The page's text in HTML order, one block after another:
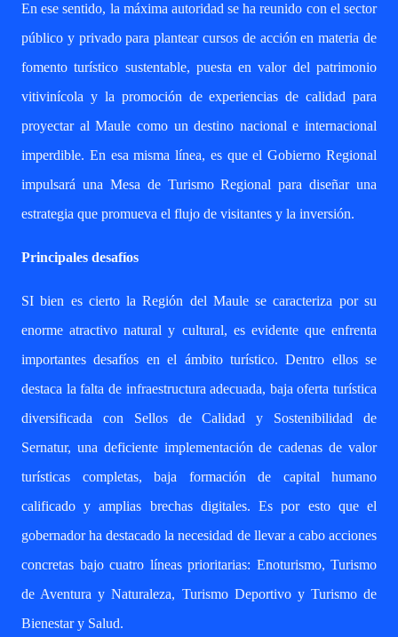
En ese sentido, la máxima autoridad se ha reunido con el sector
público y privado para plantear cursos de acción en materia de
fomento turístico sustentable, puesta en valor del patrimonio
vitivinícola y la promoción de experiencias de calidad para
proyectar al Maule como un destino nacional e internacional
imperdible. En esa misma línea, es que el Gobierno Regional
impulsará una Mesa de Turismo Regional para diseñar una
estrategia que promueva el flujo de visitantes y la inversión.
Principales desafíos
SI bien es cierto la Región del Maule se caracteriza por su
enorme atractivo natural y cultural, es evidente que enfrenta
importantes desafíos en el ámbito turístico. Dentro ellos se
destaca la falta de infraestructura adecuada, baja oferta turística
diversificada con Sellos de Calidad y Sostenibilidad de
Sernatur, una deficiente implementación de cadenas de valor
turísticas completas, baja formación de capital humano
calificado y amplias brechas digitales. Es por esto que el
gobernador ha destacado la necesidad de llevar a cabo acciones
concretas bajo cuatro líneas prioritarias: Enoturismo, Turismo
de Aventura y Naturaleza, Turismo Deportivo y Turismo de
Bienestar y Salud.